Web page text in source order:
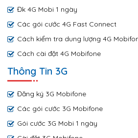
Đk 4G Mobi 1 ngày
Các gói cước 4G Fast Connect
Cách kiểm tra dung lượng 4G
Cách cài đặt 4G Mobifone
Thông Tin 3G
Đăng ký 3G Mobifone
Các gói cước 3G Mobifone
Gói cước 3G Mobi 1 ngày